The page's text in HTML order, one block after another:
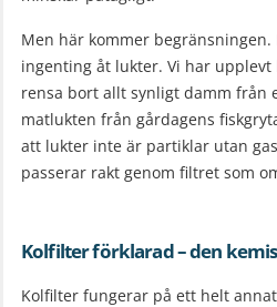
Men här kommer begränsningen.
ingenting åt lukter. Vi har
rensa bort allt synligt damm från
matlukten från gårdagens
att lukter inte är partiklar utan
passerar rakt genom filtret som
Kolfilter förklarad – den
Kolfilter fungerar på ett helt